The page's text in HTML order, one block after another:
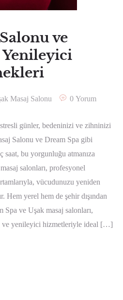
ve
Yenileyici
Masaj Salonu 0 Yorum
günler, bedeninizi ve zihninizi
Salonu ve Dream Spa gibi
saat, bu yorgunluğu atmanıza
salonları, profesyonel
vücudunuzu yeniden
Hem yerel hem de şehir dışından
ve Uşak masaj salonları,
ve yenileyici hizmetleriyle ideal […]